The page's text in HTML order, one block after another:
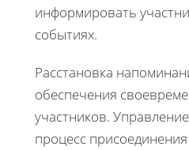
информировать
событиях.
Расстановка
обеспечения
участников.
процесс